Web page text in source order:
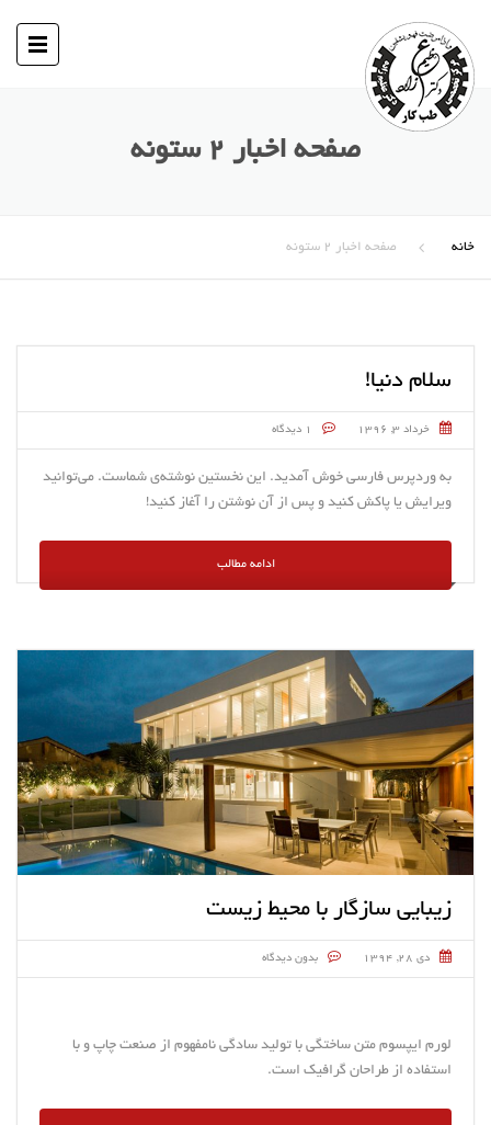
صفحه اخبار ۲ ستونه
خانه صفحه اخبار ۲ ستونه
سلام دنیا!
خرداد ۳, ۱۳۹۶
به وردپرس فارسی خوش آمدید.‌ این نخستین نوشته‌‌ی شماست. می‌توانید
ویرایش یا پاکش کنید و پس از آن نوشتن را آغاز کنید!
ادامه مطالب
زیبایی سازگار با محیط زیست
دی ۲۸, ۱۳۹۴ بدون دیدگاه
لورم ایپسوم متن ساختگی با تولید سادگی نامفهوم از صنعت چاپ و با
استفاده از طراحان گرافیک است.